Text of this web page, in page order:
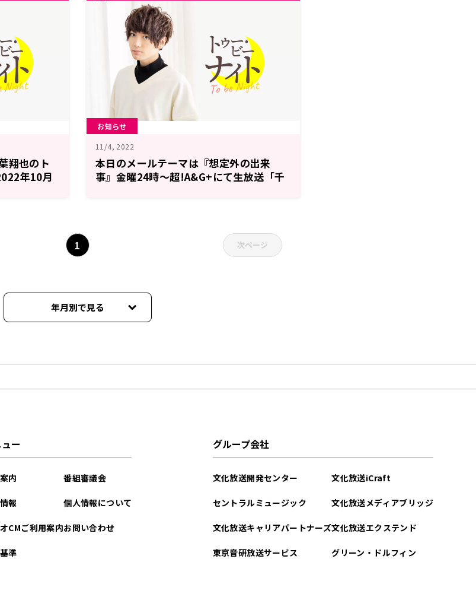
翔也のト
年10月
お知らせ
11/4, 2022
本日のメールテーマは『想定外の出来
事』金曜24時～超!A&G+にて生放送「千
1 次ページ
年月別で見る
2025年07月
2025年03月
ー
内
報
CMご利用案内
準
番組審議会
個人情報について
お問い合わせ
グループ会社
文化放送開発センター
セントラルミュージック
文化放送キャリアパートナーズ
東京音研放送サービス
文化放送iCraft
文化放送メディアブリッジ
文化放送エクステンド
グリーン・ドルフィン